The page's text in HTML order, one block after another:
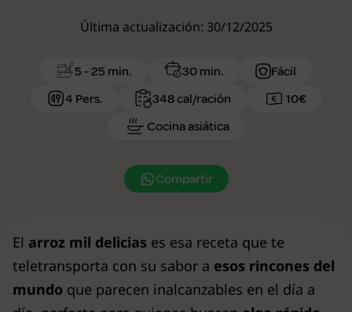
Última actualización: 30/12/2025
5 - 25 min. 30 min.
Fácil
4 Pers.
348 cal/ración
10€
Cocina asiática
Compartir
El arroz mil delicias es esa receta que te
teletransporta con su sabor a esos rincones del
mundo que parecen inalcanzables en el día a